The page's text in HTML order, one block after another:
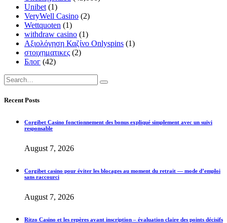
Unibet (1)
VeryWell Casino (2)
Wettquoten (1)
withdraw casino (1)
Αξιολόγηση Καζίνο Onlyspins (1)
στοιχηματικες (2)
Блог (42)
Recent Posts
Corgibet Casino fonctionnement des bonus expliqué simplement avec un suivi
responsable
August 7, 2026
Corgibet casino pour éviter les blocages au moment du retrait — mode d’emploi
sans raccourci
August 7, 2026
Ritzo Casino et les repères avant inscription – évaluation claire des points décisifs